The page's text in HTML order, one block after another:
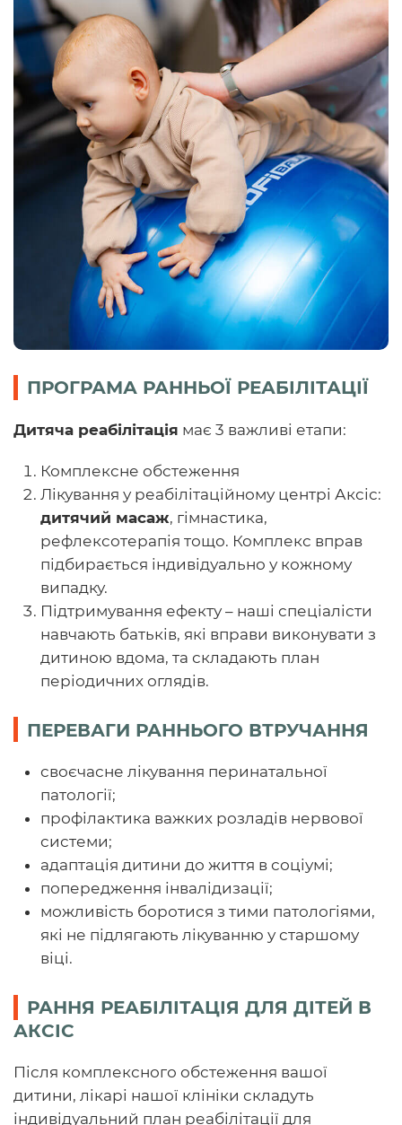
ПРОГРАМА РАННЬОЇ РЕАБІЛІТАЦІЇ
Дитяча реабілітація має 3 важливі етапи:
Комплексне обстеження
Лікування у реабілітаційному центрі Аксіс:
дитячий масаж, гімнастика,
рефлексотерапія тощо. Комплекс вправ
підбирається індивідуально у кожному
випадку.
Підтримування ефекту – наші спеціалісти
навчають батьків, які вправи виконувати з
дитиною вдома, та складають план
періодичних оглядів.
ПЕРЕВАГИ РАННЬОГО ВТРУЧАННЯ
своєчасне лікування перинатальної
патології;
профілактика важких розладів нервової
системи;
адаптація дитини до життя в соціумі;
попередження інвалідизації;
можливість боротися з тими патологіями,
які не підлягають лікуванню у старшому
віці.
РАННЯ РЕАБІЛІТАЦІЯ ДЛЯ ДІТЕЙ В
АКСІС
Після комплексного обстеження вашої
дитини, лікарі нашої клініки складуть
індивідуальний план реабілітації для